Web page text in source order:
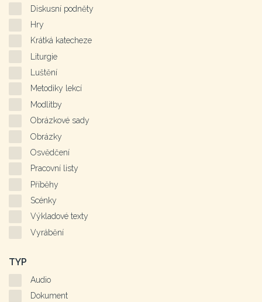
Diskusní podněty
Hry
Krátká katecheze
Liturgie
Luštění
Metodiky lekcí
Modlitby
Obrázkové sady
Obrázky
Osvědčení
Pracovní listy
Příběhy
Scénky
Výkladové texty
Vyrábění
TYP
Audio
Dokument